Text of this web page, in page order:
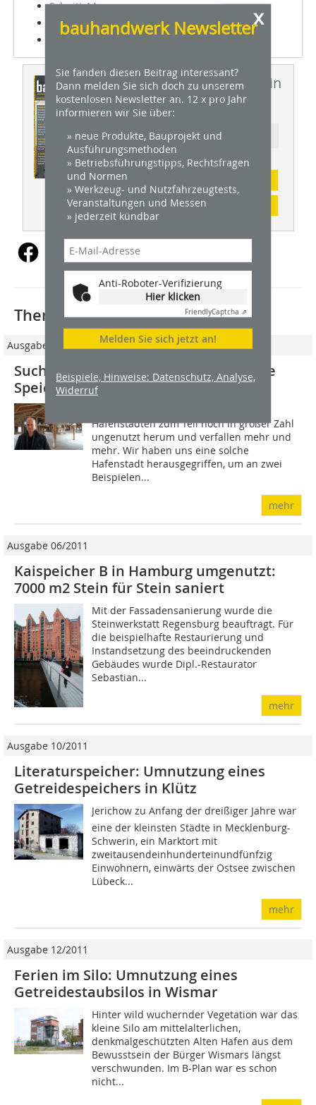
Schnitt AA
Schnitt BB
Dieser Artikel erschien in
BHW 12/2011
Ressort: PANORAMA
Inhaltsverzeichnis
x
bauhandwerk Newsletter
Sie fanden diesen Beitrag interessant?
Dann melden Sie sich doch zu unserem
kostenlosen Newsletter an. 12 x pro Jahr
informieren wir Sie über:
» neue Produkte, Bauprojekt und
Ausführungsmethoden
» Betriebsführungstipps, Rechtsfragen
und Normen
» Werkzeug- und Nutzfahrzeugtests,
Veranstaltungen und Messen
» jederzeit kündbar
Anti-Roboter-Verifizierung
Hier klicken
FriendlyCaptcha ⇗
Melden Sie sich jetzt an!
Beispiele, Hinweise: Datenschutz, Analyse,
Widerruf
Thematisch passende Artikel:
Ausgabe 12/2011
Suche nach neuen Nutzungen für alte
Speicher- und Silogebäude
Hafenstädten zum Teil noch in großer Zahl
ungenutzt herum und verfallen mehr und
mehr. Wir haben uns eine solche
Hafenstadt herausgegriffen, um an zwei
Beispielen...
mehr
Ausgabe 06/2011
Kaispeicher B in Hamburg umgenutzt:
7000 m2 Stein für Stein saniert
Mit der Fassadensanierung wurde die
Steinwerkstatt Regensburg beauftragt. Für
die beispielhafte Restaurierung und
Instandsetzung des beeindruckenden
Gebäudes wurde Dipl.-Restaurator
Sebastian...
mehr
Ausgabe 10/2011
Literaturspeicher: Umnutzung eines
Getreidespeichers in Klütz
Jerichow zu Anfang der dreißiger Jahre war
eine der kleinsten Städte in Mecklenburg-
Schwerin, ein Marktort mit
zweitausendeinhunderteinundfünfzig
Einwohnern, einwärts der Ostsee zwischen
Lübeck...
mehr
Ausgabe 12/2011
Ferien im Silo: Umnutzung eines
Getreidestaubsilos in Wismar
Hinter wild wuchernder Vegetation war das
kleine Silo am mittelalterlichen,
denkmalgeschützten Alten Hafen aus dem
Bewusstsein der Bürger Wismars längst
verschwunden. Im B-Plan war es schon
nicht...